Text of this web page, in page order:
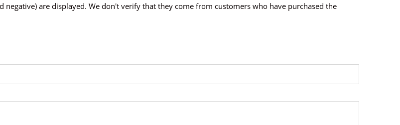
negative) are displayed. We don't verify that they come from customers who have purchased the